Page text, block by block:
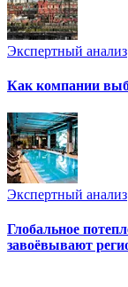
Экспертный анализ
Как компании
Экспертный анализ
Глобальное
завоёвывают